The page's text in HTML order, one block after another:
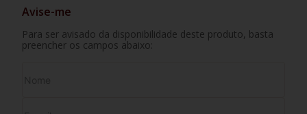
Avise-me
Para ser avisado da disponibilidade deste produto, basta
preencher os campos abaixo: